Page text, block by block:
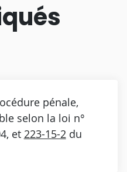
pénale,
selon la loi n°
et 223-15-2du